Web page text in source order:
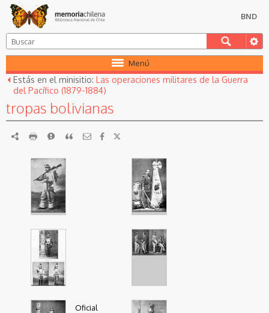
BND
Menú
Estás en el minisitio: Las operaciones militares de la Guerra
del Pacífico (1879-1884)
tropas bolivianas
RDF imprimirReportarCitar
Soldado boliviano
de los Colorados
de Daza
Abanderado
boliviano
Militares bolivianos Oficiales bolivianos
Oficial